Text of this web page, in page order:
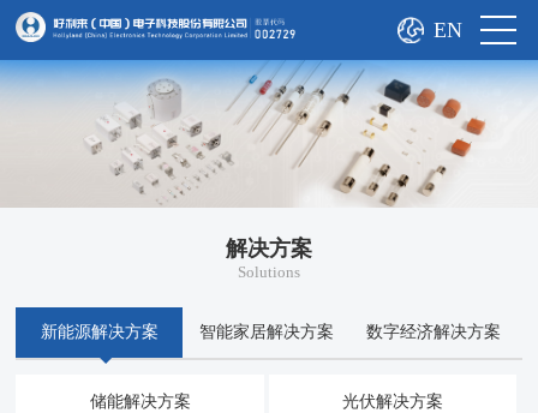
EN
解决方案
Solutions
新能源解决方案 智能家居解决方案 数字经济解决方案
储能解决方案 光伏解决方案